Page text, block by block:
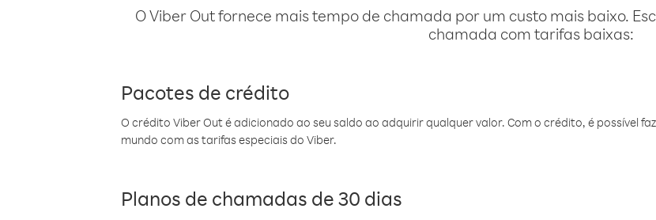
O Viber Out fornece mais tempo de chamada por um custo mais baixo.
chamada com tarifas baixas:
Pacotes de crédito
O crédito Viber Out é adicionado ao seu saldo ao adquirir qualquer valor. Com o crédito, é possível
mundo com as tarifas especiais do Viber.
Planos de chamadas de 30 dias